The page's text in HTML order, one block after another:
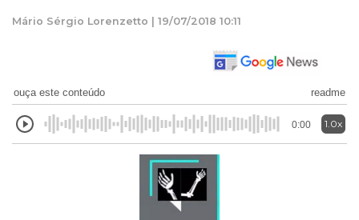
Mário Sérgio Lorenzetto | 19/07/2018 10:11
ouça este conteúdo readme
0:00 1.0x